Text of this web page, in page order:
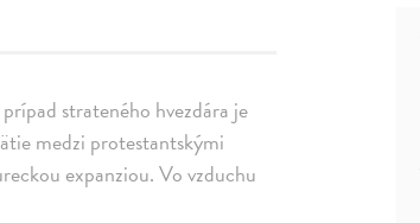
strateného hvezdára je
medzi protestantskými
expanziou. Vo vzduchu